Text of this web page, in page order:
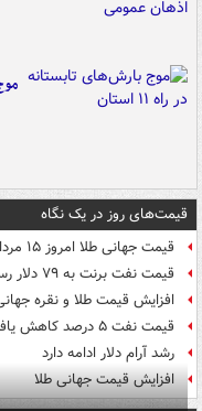
قیمت‌های روز در یک نگاه
قیمت جهانی طلا امروز ۱۵ مرداد
قیمت نفت برنت به ۷۹ دلار رسید
افزایش قیمت طلا و نقره
قیمت نفت ۵ درصد کاهش یافت
رشد آرام دلار ادامه دارد
افزایش قیمت جهانی طلا